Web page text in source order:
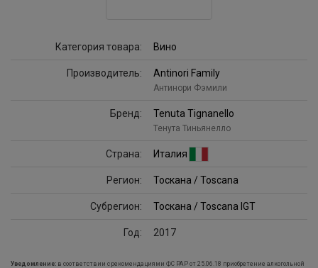
Категория товара: Вино
Производитель: Antinori Family
Антинори Фэмили
Бренд: Tenuta Tignanello
Тенута Тиньянелло
Страна: Италия
Регион: Тоскана / Toscana
Субрегион: Тоскана / Toscana IGT
Год: 2017
Уведомление: в соответствии с рекомендациями ФС РАР от 25.06.18 приобретение алкогольной